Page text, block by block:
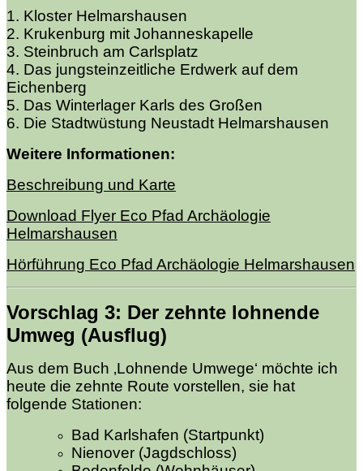
1. Kloster Helmarshausen
2. Krukenburg mit Johanneskapelle
3. Steinbruch am Carlsplatz
4. Das jungsteinzeitliche Erdwerk auf dem
Eichenberg
5. Das Winterlager Karls des Großen
6. Die Stadtwüstung Neustadt Helmarshausen
Weitere Informationen:
Beschreibung und Karte
Download Flyer Eco Pfad Archäologie
Helmarshausen
Hörführung Eco Pfad Archäologie Helmarshausen
Vorschlag 3: Der zehnte lohnende
Umweg (Ausflug)
Aus dem Buch ‚Lohnende Umwege‘ möchte ich
heute die zehnte Route vorstellen, sie hat
folgende Stationen:
Bad Karlshafen (Startpunkt)
Nienover (Jagdschloss)